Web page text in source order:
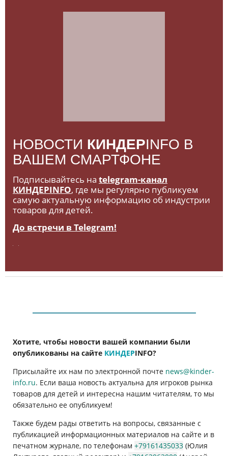
НОВОСТИ КИНДЕРINFO В
ВАШЕМ СМАРТФОНЕ
Подписывайтесь на telegram-канал
КИНДЕРINFO, где мы регулярно публикуем
самую актуальную информацию об индустрии
товаров для детей.
До встречи в Telegram!
Хотите, чтобы новости вашей компании были
опубликованы на сайте КИНДЕРINFO?
Присылайте их нам по электронной почте news@kinder-
info.ru. Если ваша новость актуальна для игроков рынка
товаров для детей и интересна нашим читателям, то мы
обязательно ее опубликуем!
Также будем рады ответить на вопросы, связанные с
публикацией информационных материалов на сайте и в
печатном журнале, по телефонам +79161435033 (Юлия